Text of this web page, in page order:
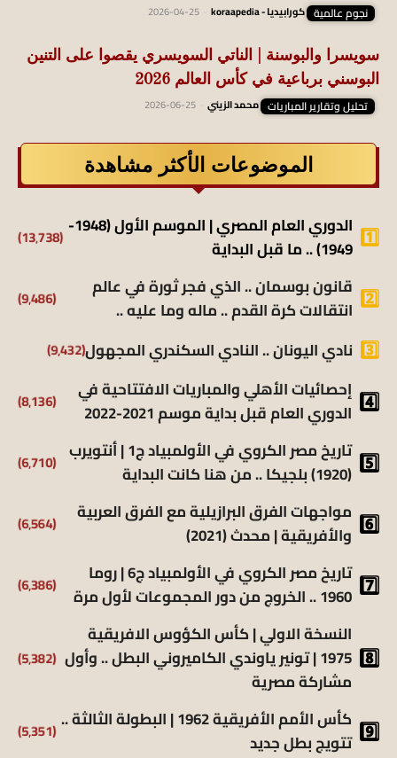
نجوم عالمية كورابيديا - koraapedia 2026-04-25
سويسرا والبوسنة | الناتي السويسري يقصوا على التنين
البوسني برباعية في كأس العالم 2026
تحليل وتقارير المباريات محمد الزيني 2026-06-25
الموضوعات الأكثر مشاهدة
الدوري العام المصري | الموسم الأول (1948-
1949) .. ما قبل البداية
(13٬738)
قانون بوسمان .. الذي فجر ثورة في عالم
انتقالات كرة القدم .. ماله وما عليه ..
(9٬486)
نادي اليونان .. النادي السكندري المجهول(9٬432)
إحصائيات الأهلي والمباريات الافتتاحية في
الدوري العام قبل بداية موسم 2021-2022
(8٬136)
تاريخ مصر الكروي في الأولمبياد ج1 | أنتويرب
(1920) بلجيكا .. من هنا كانت البداية
(6٬710)
مواجهات الفرق البرازيلية مع الفرق العربية
والأفريقية | محدث (2021)
(6٬564)
تاريخ مصر الكروي في الأولمبياد ج6 | روما
1960 .. الخروج من دور المجموعات لأول مرة
(6٬386)
النسخة الاولي | كأس الكؤوس الافريقية
1975 | تونير ياوندي الكاميروني البطل .. وأول
مشاركة مصرية
(5٬382)
كأس الأمم الأفريقية 1962 | البطولة الثالثة ..
تتويج بطل جديد
(5٬351)